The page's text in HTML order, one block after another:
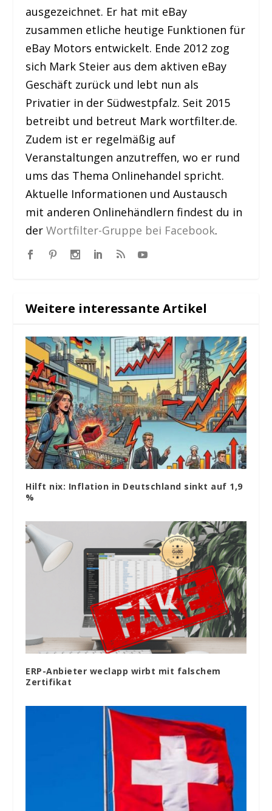
ausgezeichnet. Er hat mit eBay
zusammen etliche heutige Funktionen für
eBay Motors entwickelt. Ende 2012 zog
sich Mark Steier aus dem aktiven eBay
Geschäft zurück und lebt nun als
Privatier in der Südwestpfalz. Seit 2015
betreibt und betreut Mark wortfilter.de.
Zudem ist er regelmäßig auf
Veranstaltungen anzutreffen, wo er rund
ums das Thema Onlinehandel spricht.
Aktuelle Informationen und Austausch
mit anderen Onlinehändlern findest du in
derWortfilter-Gruppe bei Facebook.
Weitere interessante Artikel
Hilft nix: Inflation in Deutschland sinkt auf 1,9
%
ERP-Anbieter weclapp wirbt mit falschem
Zertifikat